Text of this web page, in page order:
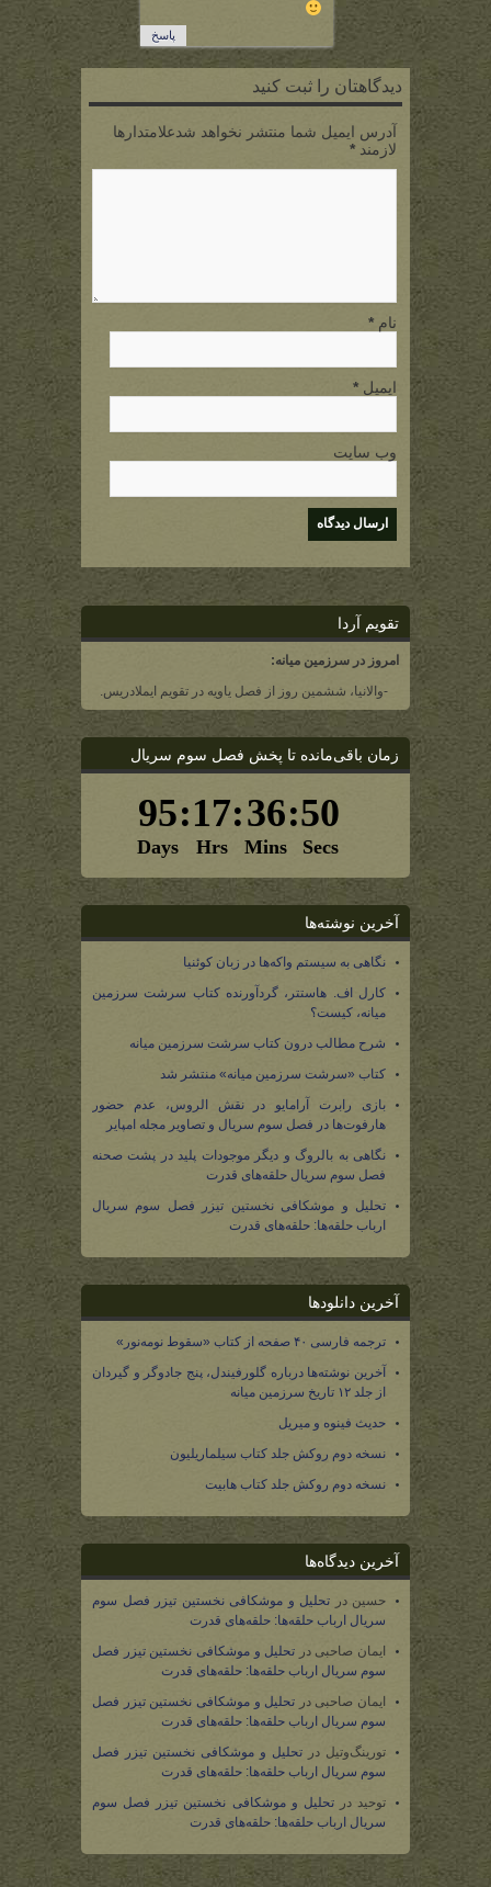
پاسخ
دیدگاهتان را ثبت کنید
آدرس ایمیل شما منتشر نخواهد شدعلامتدارها
لازمند *
نام *
ایمیل *
وب سایت
تقویم آردا
امروز در سرزمین میانه:
-والانیا، ششمین روز از فصل یاویه در تقویم ایملادریس.
زمان باقی‌مانده تا پخش فصل سوم سریال
آخرین نوشته‌ها
نگاهی به سیستم واکه‌ها در زبان کوئنیا
کارل اف. هاستتر، گردآورنده کتاب سرشت سرزمین
میانه، کیست؟
شرح مطالب درون کتاب سرشت سرزمین میانه
کتاب «سرشت سرزمین میانه» منتشر شد
بازی رابرت آرامایو در نقش الروس، عدم حضور
هارفوت‌ها در فصل سوم سریال و تصاویر مجله امپایر
نگاهی به بالروگ و دیگر موجودات پلید در پشت صحنه
فصل سوم سریال حلقه‌های قدرت
تحلیل و موشکافی نخستین تیزر فصل سوم سریال
ارباب حلقه‌ها: حلقه‌های قدرت
آخرین دانلودها
ترجمه فارسی ۴۰ صفحه از کتاب «سقوط نومه‌نور»
آخرین نوشته‌ها درباره گلورفیندل، پنج جادوگر و گیردان
از جلد ۱۲ تاریخ سرزمین میانه
حدیث فینوه و میریل
نسخه دوم روکش جلد کتاب سیلماریلیون
نسخه دوم روکش جلد کتاب هابیت
آخرین دیدگاه‌ها
حسین در تحلیل و موشکافی نخستین تیزر فصل سوم
سریال ارباب حلقه‌ها: حلقه‌های قدرت
ایمان صاحبی در تحلیل و موشکافی نخستین تیزر فصل
سوم سریال ارباب حلقه‌ها: حلقه‌های قدرت
ایمان صاحبی در تحلیل و موشکافی نخستین تیزر فصل
سوم سریال ارباب حلقه‌ها: حلقه‌های قدرت
تورینگ‌وتیل در تحلیل و موشکافی نخستین تیزر فصل
سوم سریال ارباب حلقه‌ها: حلقه‌های قدرت
توحید درتحلیل و موشکافی نخستین تیزر فصل سوم
سریال ارباب حلقه‌ها: حلقه‌های قدرت